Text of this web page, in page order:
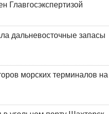
Главгосэкспертизой
дальневосточные запасы
морских терминалов на